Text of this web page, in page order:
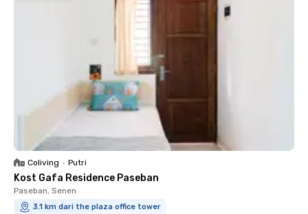
Coliving • Putri
Kost Gafa Residence Paseban
Paseban, Senen
3.1 km dari the plaza office tower